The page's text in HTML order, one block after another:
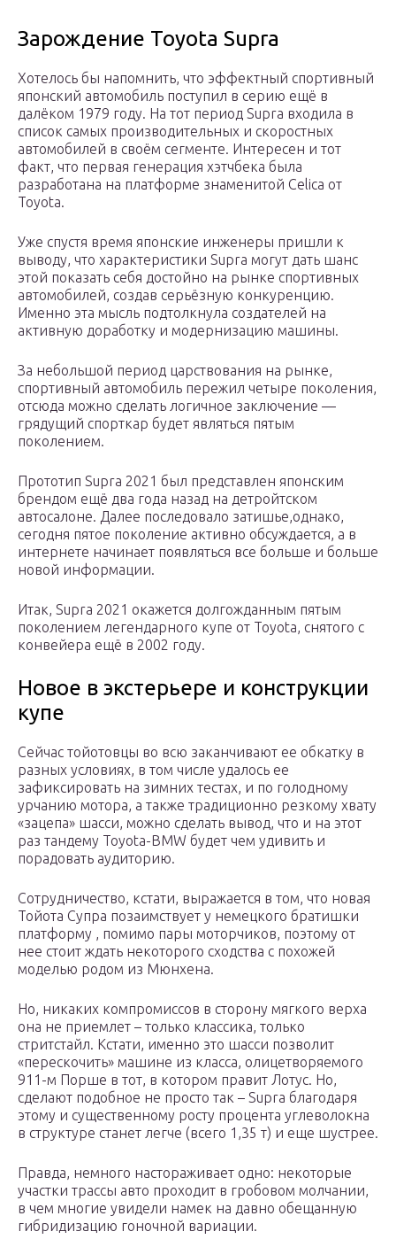
Зарождение Toyota Supra
Хотелось бы напомнить, что эффектный спортивный
японский автомобиль поступил в серию ещё в
далёком 1979 году. На тот период Supra входила в
список самых производительных и скоростных
автомобилей в своём сегменте. Интересен и тот
факт, что первая генерация хэтчбека была
разработана на платформе знаменитой Celica от
Toyota.
Уже спустя время японские инженеры пришли к
выводу, что характеристики Supra могут дать шанс
этой показать себя достойно на рынке спортивных
автомобилей, создав серьёзную конкуренцию.
Именно эта мысль подтолкнула создателей на
активную доработку и модернизацию машины.
За небольшой период царствования на рынке,
спортивный автомобиль пережил четыре поколения,
отсюда можно сделать логичное заключение —
грядущий спорткар будет являться пятым
поколением.
Прототип Supra 2021 был представлен японским
брендом ещё два года назад на детройтском
автосалоне. Далее последовало затишье,однако,
сегодня пятое поколение активно обсуждается, а в
интернете начинает появляться все больше и больше
новой информации.
Итак, Supra 2021 окажется долгожданным пятым
поколением легендарного купе от Toyota, снятого с
конвейера ещё в 2002 году.
Новое в экстерьере и конструкции
купе
Сейчас тойотовцы во всю заканчивают ее обкатку в
разных условиях, в том числе удалось ее
зафиксировать на зимних тестах, и по голодному
урчанию мотора, а также традиционно резкому хвату
«зацепа» шасси, можно сделать вывод, что и на этот
раз тандему Toyota-BMW будет чем удивить и
порадовать аудиторию.
Сотрудничество, кстати, выражается в том, что новая
Тойота Супра позаимствует у немецкого братишки
платформу , помимо пары моторчиков, поэтому от
нее стоит ждать некоторого сходства с похожей
моделью родом из Мюнхена.
Но, никаких компромиссов в сторону мягкого верха
она не приемлет – только классика, только
стритстайл. Кстати, именно это шасси позволит
«перескочить» машине из класса, олицетворяемого
911-м Порше в тот, в котором правит Лотус. Но,
сделают подобное не просто так – Supra благодаря
этому и существенному росту процента углеволокна
в структуре станет легче (всего 1,35 т) и еще шустрее.
Правда, немного настораживает одно: некоторые
участки трассы авто проходит в гробовом молчании,
в чем многие увидели намек на давно обещанную
гибридизацию гоночной вариации.